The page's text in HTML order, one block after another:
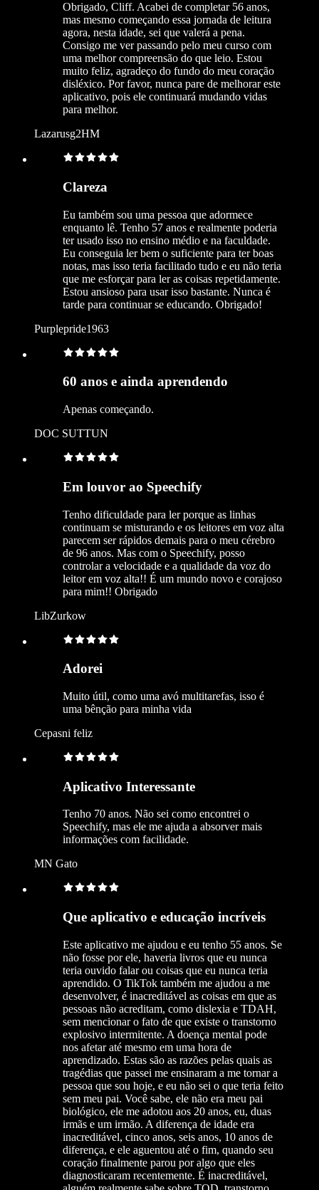
Obrigado, Cliff. Acabei de completar 56 anos,
mas mesmo começando essa jornada de leitura
agora, nesta idade, sei que valerá a pena.
Consigo me ver passando pelo meu curso com
uma melhor compreensão do que leio. Estou
muito feliz, agradeço do fundo do meu coração
disléxico. Por favor, nunca pare de melhorar este
aplicativo, pois ele continuará mudando vidas
para melhor.
Lazarusg2HM
Clareza
Eu também sou uma pessoa que adormece
enquanto lê. Tenho 57 anos e realmente poderia
ter usado isso no ensino médio e na faculdade.
Eu conseguia ler bem o suficiente para ter boas
notas, mas isso teria facilitado tudo e eu não teria
que me esforçar para ler as coisas repetidamente.
Estou ansioso para usar isso bastante. Nunca é
tarde para continuar se educando. Obrigado!
Purplepride1963
60 anos e ainda aprendendo
Apenas começando.
DOC SUTTUN
Em louvor ao Speechify
Tenho dificuldade para ler porque as linhas
continuam se misturando e os leitores em voz alta
parecem ser rápidos demais para o meu cérebro
de 96 anos. Mas com o Speechify, posso
controlar a velocidade e a qualidade da voz do
leitor em voz alta!! É um mundo novo e corajoso
para mim!! Obrigado
LibZurkow
Adorei
Muito útil, como uma avó multitarefas, isso é
uma bênção para minha vida
Cepasni feliz
Aplicativo Interessante
Tenho 70 anos. Não sei como encontrei o
Speechify, mas ele me ajuda a absorver mais
informações com facilidade.
MN Gato
Que aplicativo e educação incríveis
Este aplicativo me ajudou e eu tenho 55 anos. Se
não fosse por ele, haveria livros que eu nunca
teria ouvido falar ou coisas que eu nunca teria
aprendido. O TikTok também me ajudou a me
desenvolver, é inacreditável as coisas em que as
pessoas não acreditam, como dislexia e TDAH,
sem mencionar o fato de que existe o transtorno
explosivo intermitente. A doença mental pode
nos afetar até mesmo em uma hora de
aprendizado. Estas são as razões pelas quais as
tragédias que passei me ensinaram a me tornar a
pessoa que sou hoje, e eu não sei o que teria feito
sem meu pai. Você sabe, ele não era meu pai
biológico, ele me adotou aos 20 anos, eu, duas
irmãs e um irmão. A diferença de idade era
inacreditável, cinco anos, seis anos, 10 anos de
diferença, e ele aguentou até o fim, quando seu
coração finalmente parou por algo que eles
diagnosticaram recentemente. É inacreditável,